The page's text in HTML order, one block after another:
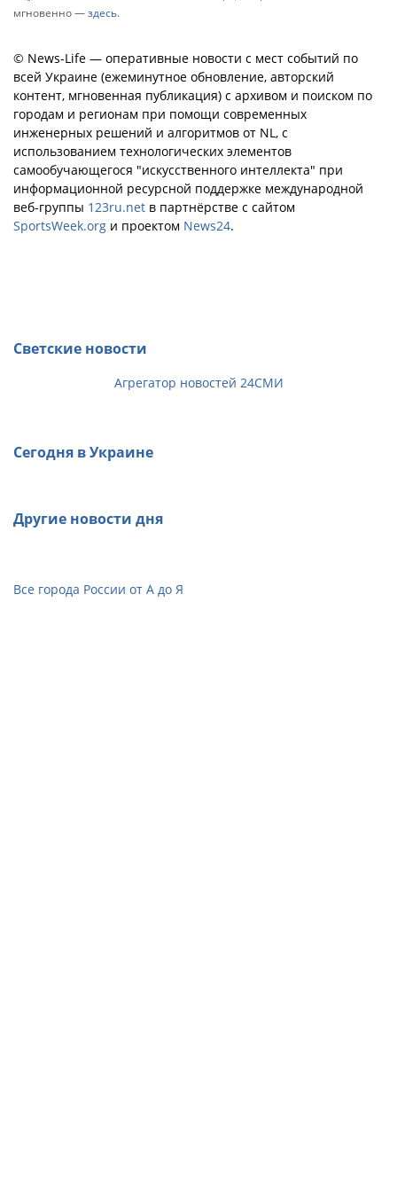
мгновенно —здесь.
© News-Life — оперативные новости с мест событий по
всей Украине (ежеминутное обновление, авторский
контент, мгновенная публикация) с архивом и поиском по
городам и регионам при помощи современных
инженерных решений и алгоритмов от NL, с
использованием технологических элементов
самообучающегося "искусственного интеллекта" при
информационной ресурсной поддержке международной
веб-группы 123ru.net в партнёрстве с сайтом
SportsWeek.org и проектом News24.
Светские новости